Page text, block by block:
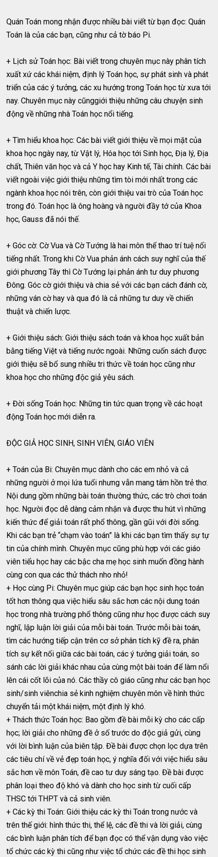
Quán Toán mong nhận được nhiều bài viết từ bạn đọc: Quán
Toán là của các bạn, cũng như cả tờ báo Pi.
+ Lịch sử Toán học: Bài viết trong chuyên mục này phân tích
xuất xứ các khái niệm, định lý Toán học, sự phát sinh và phát
triển của các ý tưởng, các xu hướng trong Toán học từ xưa tới
nay. Chuyên mục này cũnggiới thiệu những câu chuyện sinh
động về những nhà Toán học nổi tiếng.
+ Tìm hiểu khoa học: Các bài viết giới thiệu về mọi mặt của
khoa học ngày nay, từ Vật lý, Hóa học tới Sinh học, Địa lý, Địa
chất, Thiên văn học và cả Y học hay Kinh tế, Tài chính. Các bài
viết ngoài việc giới thiệu những tìm tòi mới nhất trong các
ngành khoa học nói trên, còn giới thiệu vai trò của Toán học
trong đó. Toán học là ông hoàng và người đầy tớ của Khoa
học, Gauss đã nói thế.
+ Góc cờ: Cờ Vua và Cờ Tướng là hai môn thể thao trí tuệ nổi
tiếng nhất. Trong khi Cờ Vua phản ánh cách suy nghĩ của thế
giới phương Tây thì Cờ Tướng lại phản ánh tư duy phương
Đông. Góc cờ giới thiệu và chia sẻ với các bạn cách đánh cờ,
những ván cờ hay và qua đó là cả những tư duy về chiến
thuật và chiến lược.
+ Giới thiệu sách: Giới thiệu sách toán và khoa học xuất bản
bằng tiếng Việt và tiếng nước ngoài. Những cuốn sách được
giới thiệu sẽ bổ sung nhiều tri thức về toán học cũng như
khoa học cho những độc giả yêu sách.
+ Đời sống Toán học: Những tin tức quan trọng về các hoạt
động Toán học mới diễn ra.
ĐỘC GIẢ HỌC SINH, SINH VIÊN, GIÁO VIÊN
+ Toán của Bi: Chuyên mục dành cho các em nhỏ và cả
những người ở mọi lứa tuổi nhưng vẫn mang tâm hồn trẻ thơ.
Nội dung gồm những bài toán thường thức, các trò chơi toán
học. Người đọc dễ dàng cảm nhận và được thu hút vì những
kiến thức để giải toán rất phổ thông, gần gũi với đời sống.
Khi các bạn trẻ “chạm vào toán” là khi các bạn tìm thấy sự tự
tin của chính mình. Chuyên mục cũng phù hợp với các giáo
viên tiểu học hay các bậc cha mẹ học sinh muốn đồng hành
cùng con qua các thử thách nho nhỏ!
+ Học cùng Pi: Chuyên mục giúp các bạn học sinh học toán
tốt hơn thông qua việc hiểu sâu sắc hơn các nội dung toán
học trong nhà trường phổ thông cũng như học được cách suy
nghĩ, lập luận lời giải của mỗi bài toán. Trước mỗi bài toán,
tìm các hướng tiếp cận trên cơ sở phân tích kỹ đề ra, phân
tích sự kết nối giữa các bài toán, các ý tưởng giải toán, so
sánh các lời giải khác nhau của cùng một bài toán để làm nổi
lên cái cốt lõi của nó. Các thầy cô giáo cũng như các bạn học
sinh/sinh viênchia sẻ kinh nghiệm chuyên môn về hình thức
chuyển tải một khái niệm, một định lý khó.
+ Thách thức Toán học: Bao gồm đề bài mỗi kỳ cho các cấp
học; lời giải cho những đề ở số trước do độc giả gửi, cùng
với lời bình luận của biên tập. Đề bài được chọn lọc dựa trên
các tiêu chí về vẻ đẹp toán học, ý nghĩa đối với việc hiểu sâu
sắc hơn về môn Toán, đề cao tư duy sáng tạo. Đề bài được
phân loại theo độ khó và dành cho học sinh từ cuối cấp
THSC tới THPT và cả sinh viên.
+ Các kỳ thi Toán: Giới thiệu các kỳ thi Toán trong nước và
trên thế giới: hình thức thi, thể lệ, các đề thi và lời giải, cùng
các bình luận phân tích để bạn đọc có thể vận dụng vào việc
tổ chức các kỳ thi cũng như việc tổ chức các đề thi học sinh